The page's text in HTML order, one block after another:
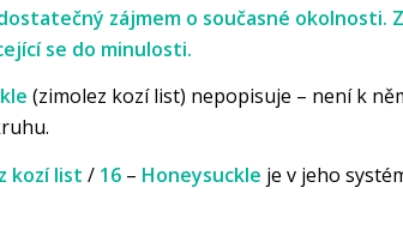
zájmem o současné okolnosti.
se do minulosti.
(zimolez kozí list) nepopisuje – není k
kozí list / 16 – Honeysuckle je v jeho